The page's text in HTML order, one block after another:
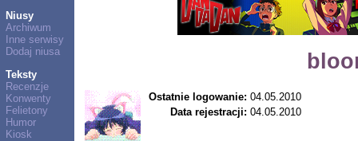
Niusy
Archiwum
Inne serwisy
Dodaj niusa
Teksty
Recenzje
Konwenty
Felietony
Humor
Kiosk
Ostatnie logowanie: 04.05.2010
Data rejestracji: 04.05.2010